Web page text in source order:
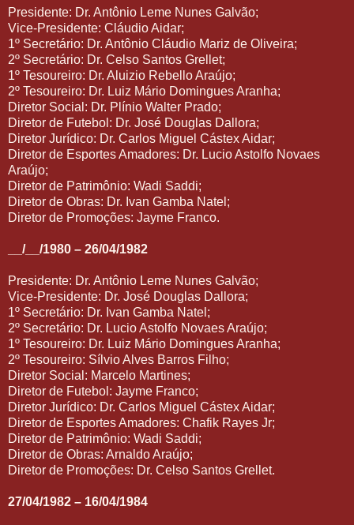
Presidente: Dr. Antônio Leme Nunes Galvão;
Vice-Presidente: Cláudio Aidar;
1º Secretário: Dr. Antônio Cláudio Mariz de Oliveira;
2º Secretário: Dr. Celso Santos Grellet;
1º Tesoureiro: Dr. Aluizio Rebello Araújo;
2º Tesoureiro: Dr. Luiz Mário Domingues Aranha;
Diretor Social: Dr. Plínio Walter Prado;
Diretor de Futebol: Dr. José Douglas Dallora;
Diretor Jurídico: Dr. Carlos Miguel Cástex Aidar;
Diretor de Esportes Amadores: Dr. Lucio Astolfo Novaes
Araújo;
Diretor de Patrimônio: Wadi Saddi;
Diretor de Obras: Dr. Ivan Gamba Natel;
Diretor de Promoções: Jayme Franco.
__/__/1980 – 26/04/1982
Presidente: Dr. Antônio Leme Nunes Galvão;
Vice-Presidente: Dr. José Douglas Dallora;
1º Secretário: Dr. Ivan Gamba Natel;
2º Secretário: Dr. Lucio Astolfo Novaes Araújo;
1º Tesoureiro: Dr. Luiz Mário Domingues Aranha;
2º Tesoureiro: Sílvio Alves Barros Filho;
Diretor Social: Marcelo Martines;
Diretor de Futebol: Jayme Franco;
Diretor Jurídico: Dr. Carlos Miguel Cástex Aidar;
Diretor de Esportes Amadores: Chafik Rayes Jr;
Diretor de Patrimônio: Wadi Saddi;
Diretor de Obras: Arnaldo Araújo;
Diretor de Promoções: Dr. Celso Santos Grellet.
27/04/1982 – 16/04/1984